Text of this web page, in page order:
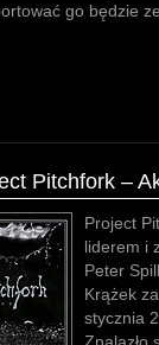
go będzie
Pitchfork ‎–
Project
liderem i
Peter
Krążek
stycznia